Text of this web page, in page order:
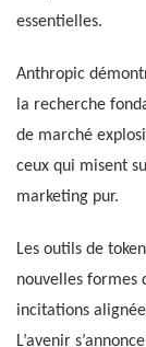
essentielles.
Anthropic
la recherche
de marché
ceux qui misent
marketing pur.
Les outils de
nouvelles formes
incitations
L’avenir